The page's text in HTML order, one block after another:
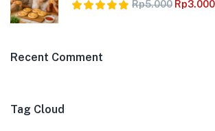
Rp5.000 Rp3.000
Recent Comment
Tag Cloud